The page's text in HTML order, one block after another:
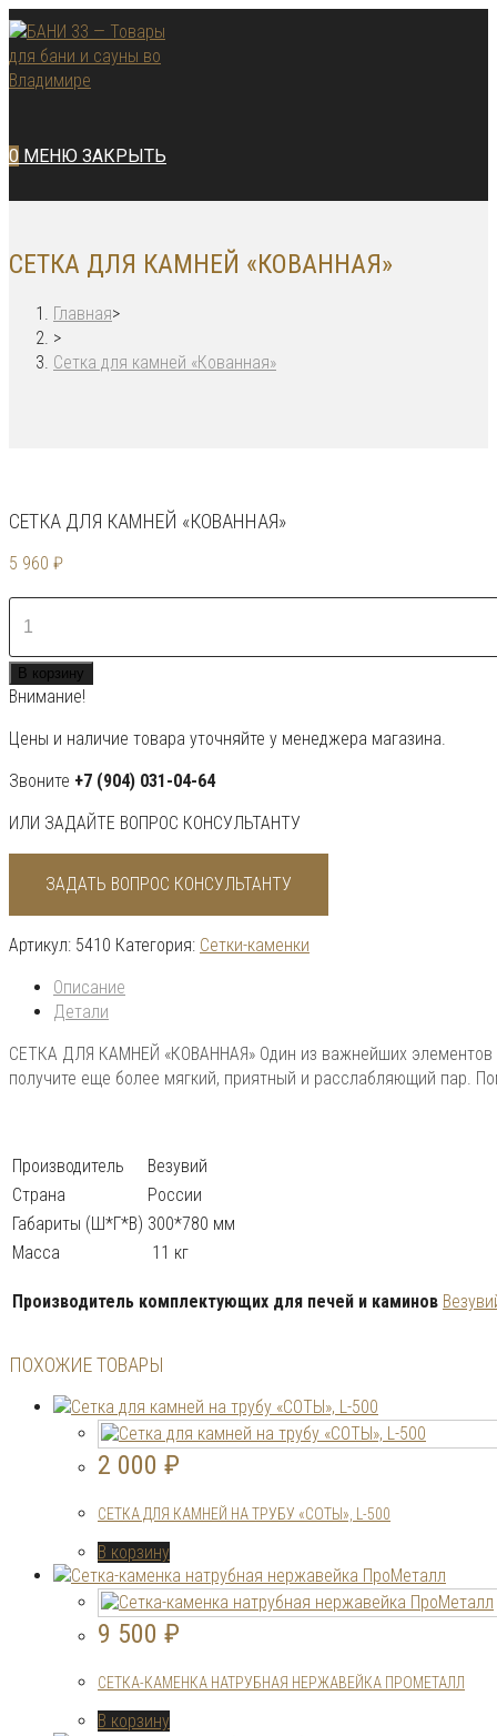
Перейти
к
содержимому
0 МЕНЮ ЗАКРЫТЬ
СЕТКА ДЛЯ КАМНЕЙ «КОВАННАЯ»
Главная>
>
Сетка для камней «Кованная»
СЕТКА ДЛЯ КАМНЕЙ «КОВАННАЯ»
5 960 ₽
Количество
товара
Сетка
для
камней
"Кованная"
В корзину
Внимание!
Цены и наличие товара уточняйте у менеджера магазина.
Звоните +7 (904) 031-04-64
ИЛИ ЗАДАЙТЕ ВОПРОС КОНСУЛЬТАНТУ
ЗАДАТЬ ВОПРОС КОНСУЛЬТАНТУ
Артикул: 5410 Категория: Сетки-каменки
Описание
Детали
СЕТКА ДЛЯ КАМНЕЙ «КОВАННАЯ» Один из важнейших элементов
получите еще более мягкий, приятный и расслабляющий пар.
Производитель
Везувий
Страна
России
Габариты (Ш*Г*В) 300*780 мм
Масса
11 кг
Производитель комплектующих для печей и каминов
ПОХОЖИЕ ТОВАРЫ
2 000 ₽
СЕТКА ДЛЯ КАМНЕЙ НА ТРУБУ «СОТЫ», L-500
В корзину
9 500 ₽
СЕТКА-КАМЕНКА НАТРУБНАЯ НЕРЖАВЕЙКА ПРОМЕТАЛЛ
В корзину